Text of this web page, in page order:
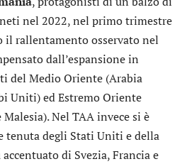
nel 2022, nel primo trimestre
il rallentamento osservato nel
dall’espansione in
del Medio Oriente (Arabia
Uniti) ed Estremo Oriente
Nel TAA invece si è
tenuta degli Stati Uniti e della
di Svezia, Francia e